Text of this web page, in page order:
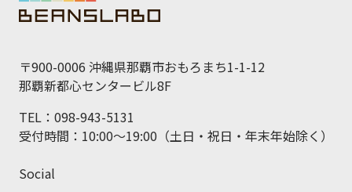
〒900-0006 沖縄県那覇市おもろまち1-1-12
那覇新都心センタービル8F
TEL：098-943-5131
受付時間：10:00～19:00（土日・祝日・年末年始除く）
Social